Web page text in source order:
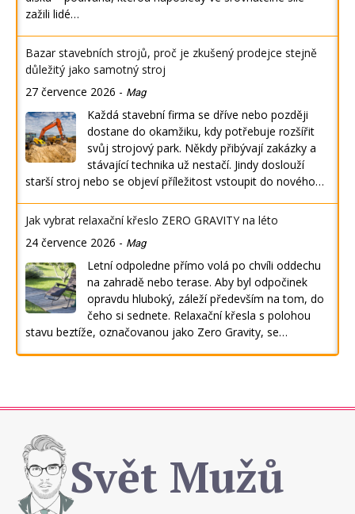
zažili lidé…
Bazar stavebních strojů, proč je zkušený prodejce stejně
důležitý jako samotný stroj
27 července 2026 - Mag
Každá stavební firma se dříve nebo později
dostane do okamžiku, kdy potřebuje rozšířit
svůj strojový park. Někdy přibývají zakázky a
stávající technika už nestačí. Jindy doslouží
starší stroj nebo se objeví příležitost vstoupit do nového…
Jak vybrat relaxační křeslo ZERO GRAVITY na léto
24 července 2026 - Mag
Letní odpoledne přímo volá po chvíli oddechu
na zahradě nebo terase. Aby byl odpočinek
opravdu hluboký, záleží především na tom, do
čeho si sednete. Relaxační křesla s polohou
stavu beztíže, označovanou jako Zero Gravity, se…
Svět Mužů